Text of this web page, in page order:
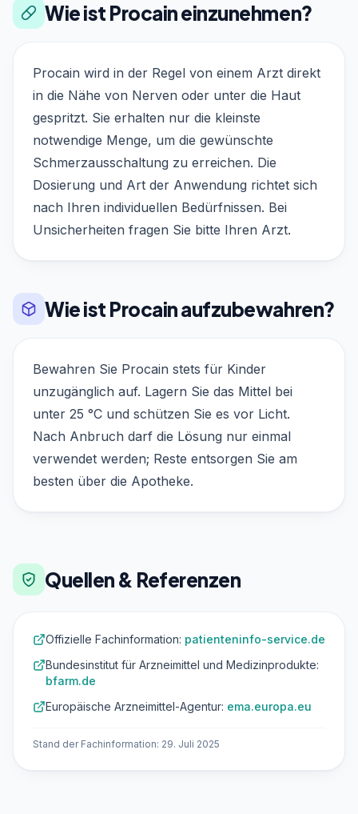
Wie ist Procain einzunehmen?
Procain wird in der Regel von einem Arzt direkt
in die Nähe von Nerven oder unter die Haut
gespritzt. Sie erhalten nur die kleinste
notwendige Menge, um die gewünschte
Schmerzausschaltung zu erreichen. Die
Dosierung und Art der Anwendung richtet sich
nach Ihren individuellen Bedürfnissen. Bei
Unsicherheiten fragen Sie bitte Ihren Arzt.
Wie ist Procain aufzubewahren?
Bewahren Sie Procain stets für Kinder
unzugänglich auf. Lagern Sie das Mittel bei
unter 25 °C und schützen Sie es vor Licht.
Nach Anbruch darf die Lösung nur einmal
verwendet werden; Reste entsorgen Sie am
besten über die Apotheke.
Quellen & Referenzen
Offizielle Fachinformation: patienteninfo-service.de
Bundesinstitut für Arzneimittel und Medizinprodukte:
bfarm.de
Europäische Arzneimittel-Agentur: ema.europa.eu
Stand der Fachinformation: 29. Juli 2025